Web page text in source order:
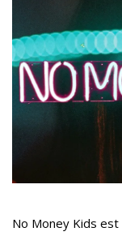
No Money Kids est